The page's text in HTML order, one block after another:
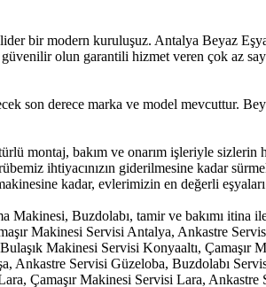
bir modern kuruluşuz. Antalya Beyaz
olun garantili hizmet veren çok az
son derece marka ve model mevcuttur.
montaj, bakım ve onarım işleriyle sizlerin
ihtiyacınızın giderilmesine kadar
kadar, evlerimizin en değerli
Buzdolabı, tamir ve bakımı itina ile
Makinesi Servisi Antalya, Ankastre
Makinesi Servisi Konyaaltı, Çamaşır
Ankastre Servisi Güzeloba, Buzdolabı
Çamaşır Makinesi Servisi Lara,